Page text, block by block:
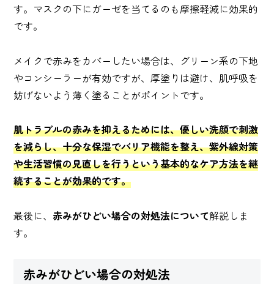
す。マスクの下にガーゼを当てるのも摩擦軽減に効果的
です。
メイクで赤みをカバーしたい場合は、グリーン系の下地
やコンシーラーが有効ですが、厚塗りは避け、肌呼吸を
妨げないよう薄く塗ることがポイントです。
肌トラブルの赤みを抑えるためには、優しい洗顔で刺激
を減らし、十分な保湿でバリア機能を整え、紫外線対策
や生活習慣の見直しを行うという基本的なケア方法を継
続することが効果的です。
最後に、 赤みがひどい場合の対処法について解説しま
す。
赤みがひどい場合の対処法